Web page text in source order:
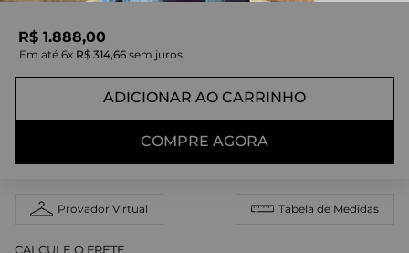
R$ 1.888,00
Em até 6x R$ 314,66 sem juros
ADICIONAR AO CARRINHO
COMPRE AGORA
Provador Virtual Tabela de Medidas